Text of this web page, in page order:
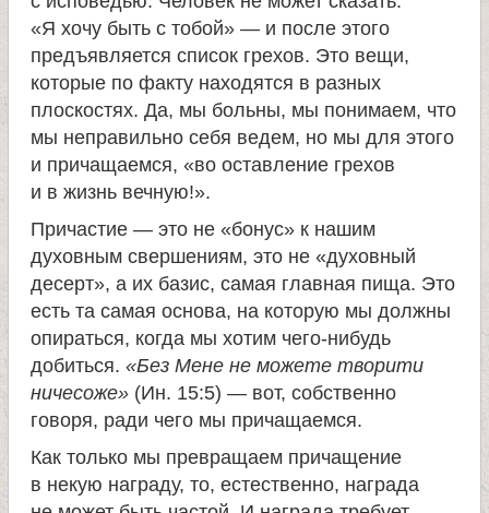
«Я хочу быть с тобой» — и после этого
предъявляется список грехов. Это вещи,
которые по факту находятся в разных
плоскостях. Да, мы больны, мы понимаем, что
мы неправильно себя ведем, но мы для этого
и причащаемся, «во оставление грехов
и в жизнь вечную!».
Причастие — это не «бонус» к нашим
духовным свершениям, это не «духовный
десерт», а их базис, самая главная пища. Это
есть та самая основа, на которую мы должны
опираться, когда мы хотим чего-нибудь
добиться. «Без Мене не можете творити
ничесоже» (Ин. 15:5) — вот, собственно
говоря, ради чего мы причащаемся.
Как только мы превращаем причащение
в некую награду, то, естественно, награда